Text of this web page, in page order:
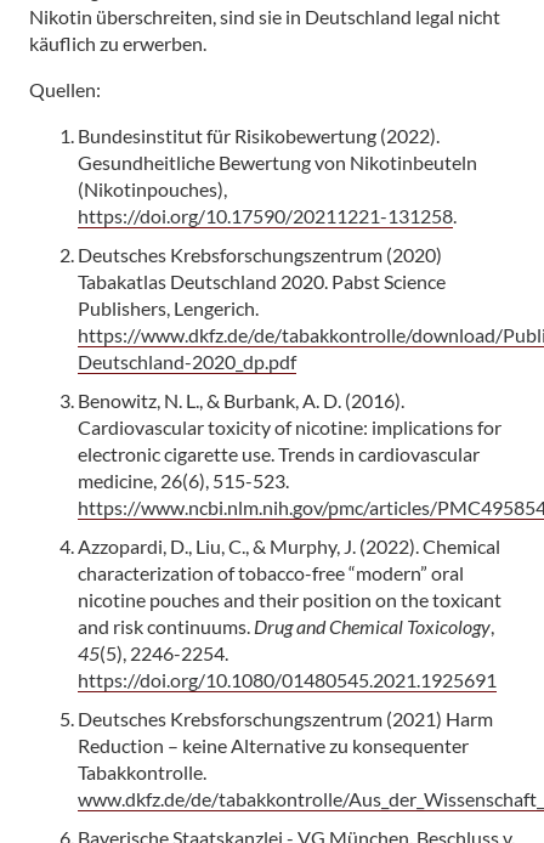
Nikotin überschreiten, sind sie in Deutschland legal nicht
käuflich zu erwerben.
Quellen:
Bundesinstitut für Risikobewertung (2022).
Gesundheitliche Bewertung von Nikotinbeuteln
(Nikotinpouches),
https://doi.org/10.17590/20211221-131258.
Deutsches Krebsforschungszentrum (2020)
Tabakatlas Deutschland 2020. Pabst Science
Publishers, Lengerich.
https://www.dkfz.de/de/tabakkontrolle/download/
Deutschland-2020_dp.pdf
Benowitz, N. L., & Burbank, A. D. (2016).
Cardiovascular toxicity of nicotine: implications for
electronic cigarette use. Trends in cardiovascular
medicine, 26(6), 515-523.
https://www.ncbi.nlm.nih.gov/pmc/articles/
Azzopardi, D., Liu, C., & Murphy, J. (2022). Chemical
characterization of tobacco-free “modern” oral
nicotine pouches and their position on the toxicant
and risk continuums. Drug and Chemical Toxicology,
45(5), 2246-2254.
https://doi.org/10.1080/01480545.2021.1925691
Deutsches Krebsforschungszentrum (2021) Harm
Reduction – keine Alternative zu konsequenter
Tabakkontrolle.
www.dkfz.de/de/tabakkontrolle/
Bayerische Staatskanzlei - VG München, Beschluss v.